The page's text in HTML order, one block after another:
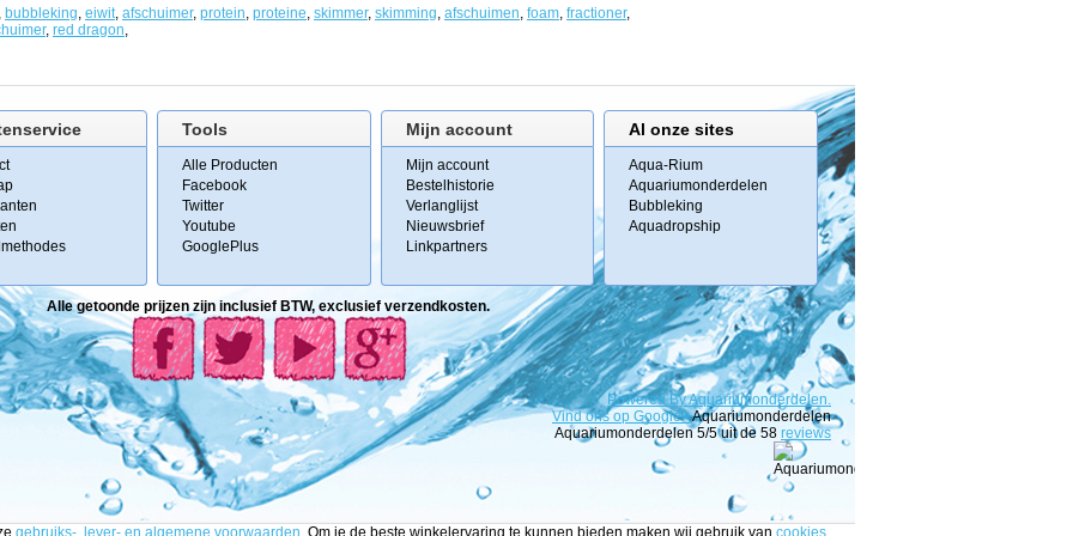
, bubbleking, eiwit, afschuimer, protein, proteine, skimmer, skimming, afschuimen, foam, fractioner,
, red dragon,
Tools
Alle Producten
Facebook
Twitter
Youtube
GooglePlus
Mijn account
Mijn account
Bestelhistorie
Verlanglijst
Nieuwsbrief
Linkpartners
Al onze sites
Aqua-Rium
Aquariumonderdelen
Bubbleking
Aquadropship
Alle getoonde prijzen zijn inclusief BTW, exclusief verzendkosten.
PoweredByAquariumonderdelen.
Vind ons op Google+Aquariumonderdelen
Aquariumonderdelen 5/5 uit de 58 reviews
gebruiks-, lever- en algemene voorwaarden . Om je de beste winkelervaring te kunnen bieden maken wij gebruik van cookies.